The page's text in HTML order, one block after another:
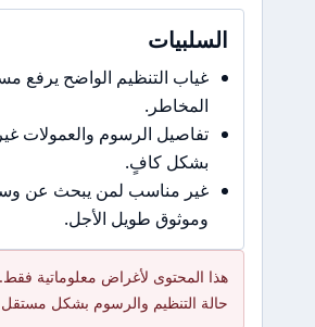
السلبيات
غياب التنظيم الواضح يرفع
المخاطر.
تفاصيل الرسوم والعمولات
بشكل كافٍ.
غير مناسب لمن يبحث عن
وموثوق طويل الأجل.
هذا المحتوى لأغراض معلوماتية
حالة التنظيم والرسوم بشكل مستقل